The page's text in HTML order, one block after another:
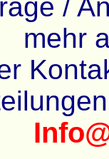
/
mehr